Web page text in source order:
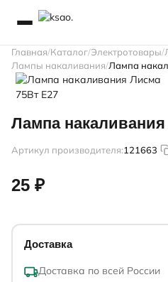
Главная Каталог Электротовары
Лампы накаливания Лампа
Лампа
Артикул производителя:121663
25 ₽
Доставка
Доставка по всей России